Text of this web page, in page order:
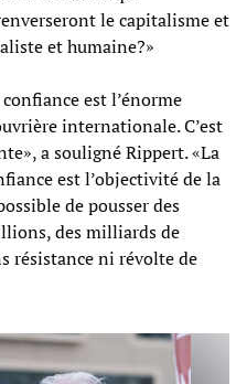
le capitalisme et
et humaine?»
est l’énorme
internationale. C’est
a souligné Rippert. «La
est l’objectivité de la
de pousser des
des milliards de
résistance ni révolte de